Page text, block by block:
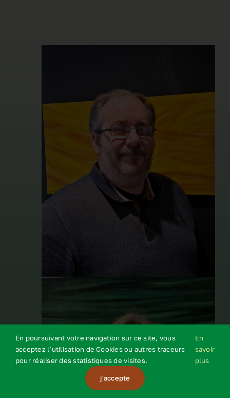
En poursuivant votre navigation sur ce site, vous
acceptez l’utilisation de Cookies ou autres traceurs
pour réaliser des statistiques de visites.
En
savoir
plus
j'accepte